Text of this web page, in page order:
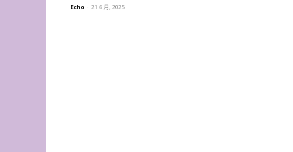
Echo - 21 6 月, 2025